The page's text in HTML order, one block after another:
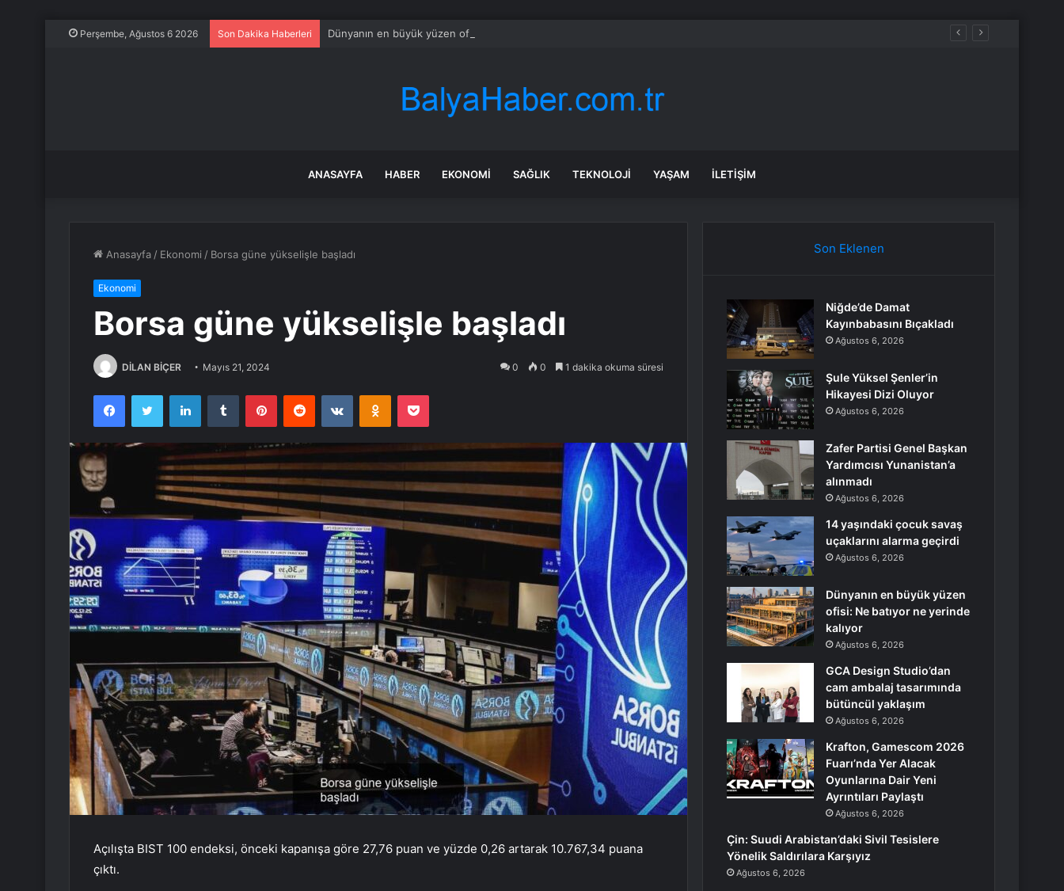
Perşembe, Ağustos 6 2026 Son Dakika Haberleri Dünyanın en büyük yüzen ofisi: Ne batıyor ne yerinde kalıyor
ANASAYFA HABER EKONOMI SAĞLIK TEKNOLOJI YAŞAM İLETIŞIM
Anasayfa / Ekonomi / Borsa güne yükselişle başladı
Ekonomi
Borsa güne yükselişle başladı
DİLAN BİÇER Mayıs 21, 2024 0 0 1 dakika okuma süresi
FacebookTwitter LinkedInTumblr PinterestReddit VKontakteOdnoklassniki
Pocket
Açılışta BIST 100 endeksi, önceki kapanışa göre 27,76 puan ve yüzde 0,26 artarak 10.767,34 puana
çıktı.
Son Eklenen
Niğde’de Damat
Kayınbabasını Bıçakladı
Ağustos 6, 2026
Şule Yüksel Şenler’in
Hikayesi Dizi Oluyor
Ağustos 6, 2026
Zafer Partisi Genel Başkan
Yardımcısı Yunanistan’a
alınmadı
Ağustos 6, 2026
14 yaşındaki çocuk savaş
uçaklarını alarma geçirdi
Ağustos 6, 2026
Dünyanın en büyük yüzen
ofisi: Ne batıyor ne yerinde
kalıyor
Ağustos 6, 2026
GCA Design Studio’dan
cam ambalaj tasarımında
bütüncül yaklaşım
Ağustos 6, 2026
Krafton, Gamescom 2026
Fuarı’nda Yer Alacak
Oyunlarına Dair Yeni
Ayrıntıları Paylaştı
Ağustos 6, 2026
Çin: Suudi Arabistan’daki Sivil Tesislere
Yönelik Saldırılara Karşıyız
Ağustos 6, 2026